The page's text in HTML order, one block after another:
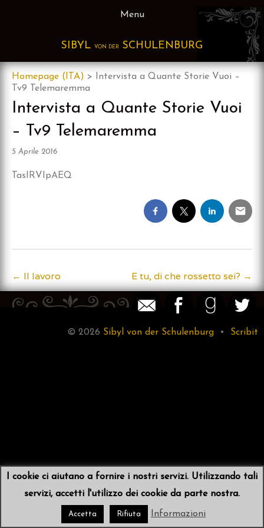
Menu
SIBYL VON DER SCHULENBURG
Homepage (ITA) >
Intervista a Quante Storie Vuoi –
Tv9 Telemaremma
Intervista a Quante Storie Vuoi
– Tv9 Telemaremma
5 Aprile 2016
TasIRVIpAEQ
Post
navigation
← Il lavoro E tu, di che rossetto sei? →
I cookie ci aiutano a fornire i nostri servizi. Utilizzando tali
servizi, accetti l'utilizzo dei cookie da parte nostra.
Accetta Rifiuta Informazioni
© 2026 Sibyl von der Schulenburg • Scribit